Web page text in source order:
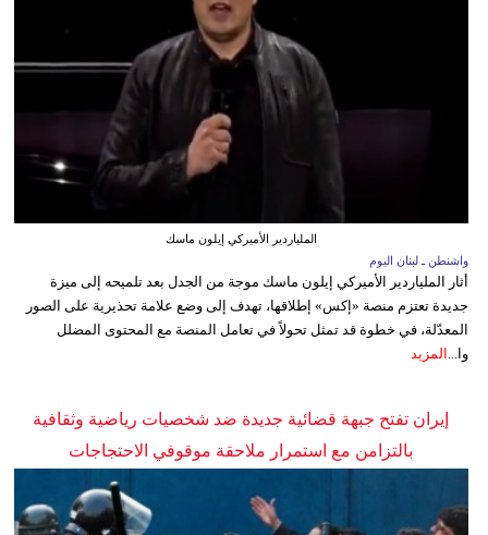
الملياردير الأميركي إيلون ماسك
واشنطن ـ لبنان اليوم
أثار الملياردير الأميركي إيلون ماسك موجة من الجدل بعد تلميحه إلى ميزة
جديدة تعتزم منصة «إكس» إطلاقها، تهدف إلى وضع علامة تحذيرية على الصور
المعدّلة، في خطوة قد تمثل تحولاً في تعامل المنصة مع المحتوى المضلل
وا... المزيد
إيران تفتح جبهة قضائية جديدة ضد شخصيات رياضية وثقافية
بالتزامن مع استمرار ملاحقة موقوفي الاحتجاجات